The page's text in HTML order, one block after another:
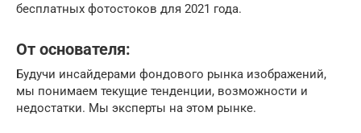
бесплатных фотостоков для 2021 года.
От основателя:
Будучи инсайдерами фондового рынка изображений,
мы понимаем текущие тенденции, возможности и
недостатки. Мы эксперты на этом рынке.